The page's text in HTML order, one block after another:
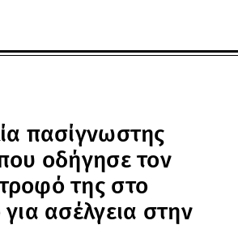
πασίγνωστης
οδήγησε τον
της στο
ασέλγεια στην